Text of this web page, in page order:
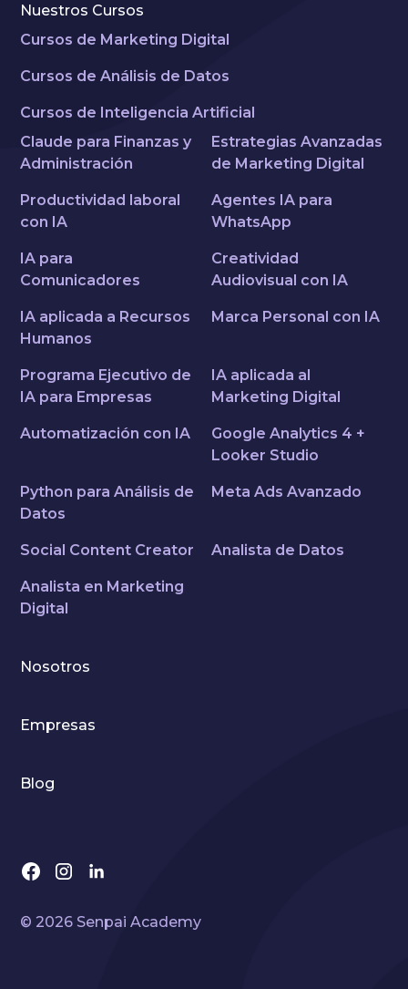
Nuestros Cursos
Cursos de Marketing Digital
Cursos de Análisis de Datos
Cursos de Inteligencia Artificial
Claude para Finanzas y
Administración
Estrategias Avanzadas
de Marketing Digital
Productividad laboral
con IA
Agentes IA para
WhatsApp
IA para
Comunicadores
Creatividad
Audiovisual con IA
IA aplicada a Recursos
Humanos
Marca Personal con IA
Programa Ejecutivo de
IA para Empresas
IA aplicada al
Marketing Digital
Automatización con IA
Google Analytics 4 +
Looker Studio
Python para Análisis de
Datos
Meta Ads Avanzado
Social Content Creator Analista de Datos
Analista en Marketing
Digital
Nosotros
Empresas
Blog
© 2026 Senpai Academy